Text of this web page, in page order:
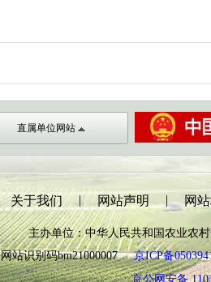
直属单位网站
关于我们 | 网站声明 | 网
主办单位：中华人民共和国农业
网站识别码bm21000007京ICP备
京公网安备